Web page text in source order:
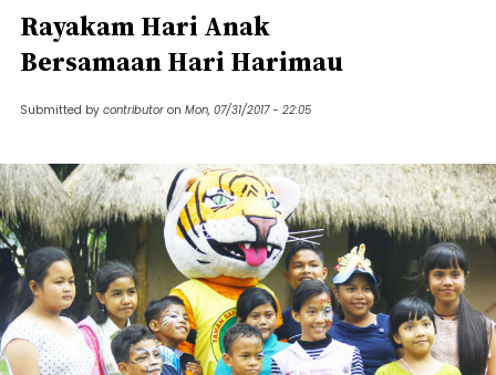
Rayakam Hari Anak
Bersamaan Hari Harimau
Submitted by contributor on Mon, 07/31/2017 - 22:05